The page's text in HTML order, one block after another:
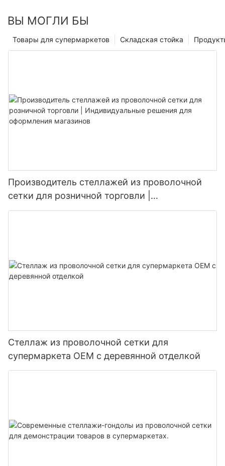
ВЫ МОГЛИ БЫ
Складская стойка
Товары для супермаркетов
Производитель стеллажей из проволочной
сетки для розничной торговли |
Индивидуальные решения для оформления
Стеллаж из проволочной сетки для
супермаркета OEM с деревянной отделкой